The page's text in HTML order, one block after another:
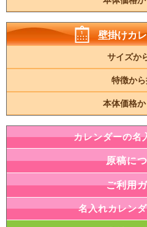
壁掛けカ
サイズか
特徴か
本体価格
カレンダーの名
原稿に
ご利用
名入れカレン